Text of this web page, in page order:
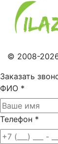
© 2008-
Заказать
ФИО *
Телефон *